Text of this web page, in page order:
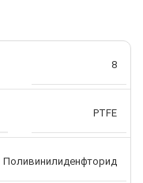
8
PTFE
Поливинилиденфторид